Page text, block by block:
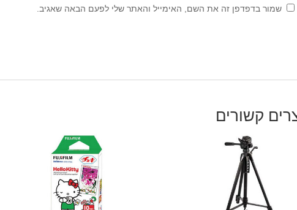
שמור בדפדפן זה את השם, האימייל והאתר שלי לפעם הבאה שאגיב.
קשורים